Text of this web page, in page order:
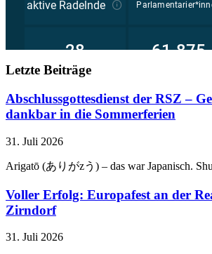
Letzte Beiträge
Abschlussgottesdienst der RSZ –
dankbar in die Sommerferien
31. Juli 2026
Arigatō (ありがzう) – das war Japanisch.
Voller Erfolg: Europafest an der
Zirndorf
31. Juli 2026